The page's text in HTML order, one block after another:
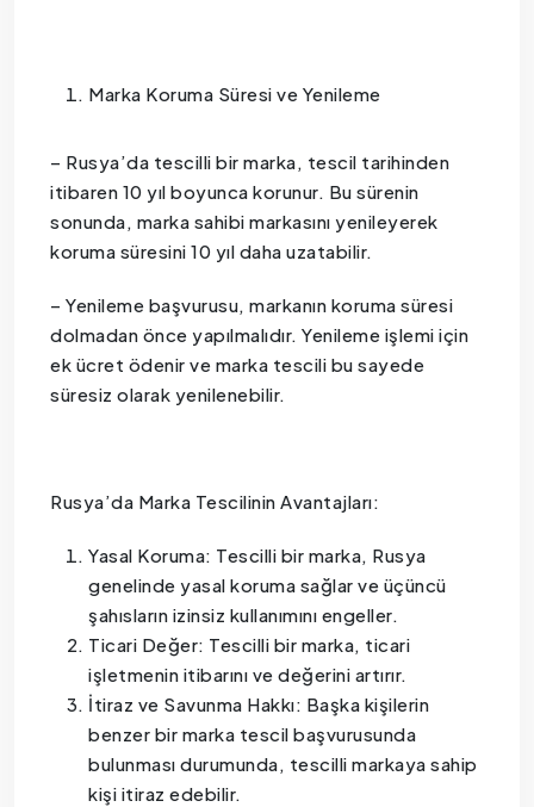
Marka Koruma Süresi ve Yenileme
– Rusya’da tescilli bir marka, tescil tarihinden
itibaren 10 yıl boyunca korunur. Bu sürenin
sonunda, marka sahibi markasını yenileyerek
koruma süresini 10 yıl daha uzatabilir.
– Yenileme başvurusu, markanın koruma süresi
dolmadan önce yapılmalıdır. Yenileme işlemi için
ek ücret ödenir ve marka tescili bu sayede
süresiz olarak yenilenebilir.
Rusya’da Marka Tescilinin Avantajları:
Yasal Koruma: Tescilli bir marka, Rusya
genelinde yasal koruma sağlar ve üçüncü
şahısların izinsiz kullanımını engeller.
Ticari Değer: Tescilli bir marka, ticari
işletmenin itibarını ve değerini artırır.
İtiraz ve Savunma Hakkı: Başka kişilerin
benzer bir marka tescil başvurusunda
bulunması durumunda, tescilli markaya sahip
kişi itiraz edebilir.